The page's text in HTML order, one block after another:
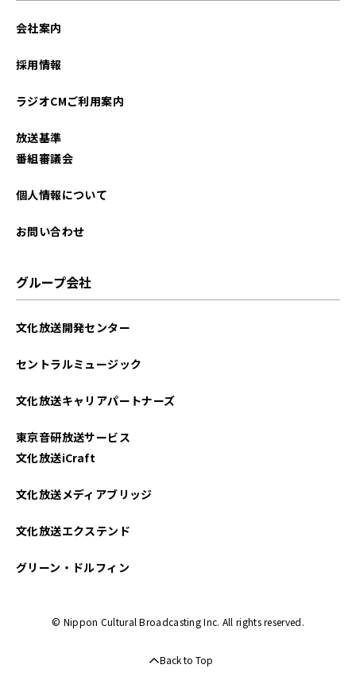
会社案内
採用情報
ラジオCMご利用案内
放送基準
番組審議会
個人情報について
お問い合わせ
グループ会社
文化放送開発センター
セントラルミュージック
文化放送キャリアパートナーズ
東京音研放送サービス
文化放送iCraft
文化放送メディアブリッジ
文化放送エクステンド
グリーン・ドルフィン
© Nippon Cultural Broadcasting Inc. All rights reserved.
Back to Top